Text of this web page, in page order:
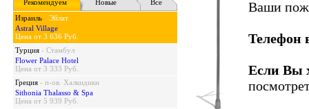
Рекомендуем
Новые
Все
Израиль - Эйлат
Astral Village
Цена от 3 636 Руб.
Турция - Стамбул
Flower Palace Hotel
Цена от 3 333 Руб.
Греция - п-ов. Халкидики
Sithonia Thalasso & Spa
Цена от 5 939 Руб.
Ваши
Телефон
Если Вы